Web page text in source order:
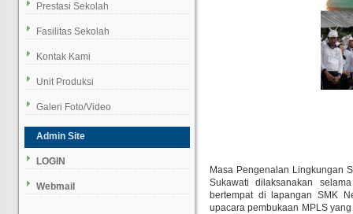
Prestasi Sekolah
Fasilitas Sekolah
Kontak Kami
Unit Produksi
Galeri Foto/Video
Admin Site
LOGIN
Webmail
Masa Pengenalan Lingkungan
Sukawati dilaksanakan
bertempat di lapangan SMK
upacara pembukaan MPLS